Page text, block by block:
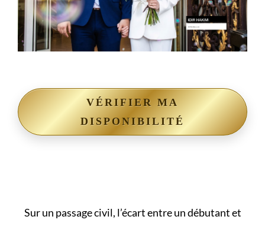
VÉRIFIER MA
DISPONIBILITÉ
Sur un passage civil, l’écart entre un débutant et